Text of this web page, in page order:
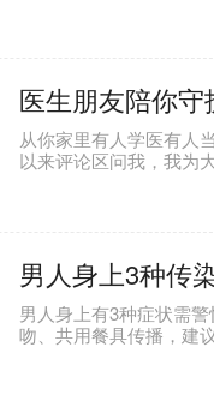
医生朋友陪你守
从你家里有人学医有人
以来评论区问我，我为
谢，都让我觉得无比温
男人身上3种传
男人身上有3种症状需
吻、共用餐具传播，建
传染至腹股沟引发股癣